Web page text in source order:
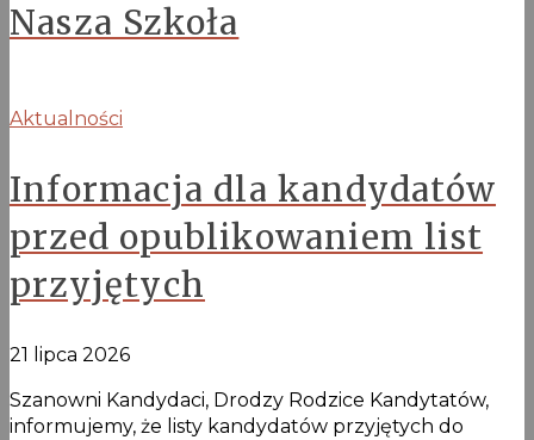
Nasza Szkoła
Aktualności
Informacja dla kandydatów
przed opublikowaniem list
przyjętych
21 lipca 2026
Szanowni Kandydaci, Drodzy Rodzice Kandytatów,
informujemy, że listy kandydatów przyjętych do